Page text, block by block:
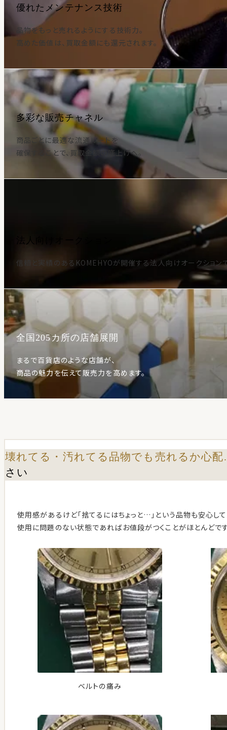
優れたメンテナンス技術
品物をもっと売れるようにする技術力。
高めた価値は、買取金額にも還元されます。
多彩な販売チャネル
商品ごとに最適な流通ルートを
確保することで、買取金額の底上げへ。
法人向けオークション
信頼と実績のあるKOMEHYOが開催する法人向けオークション
全国205カ所の店舗展開
まるで百貨店のような店舗が、
商品の魅力を伝えて販売力を高めます。
壊れてる・汚れてる品物でも売れるか心
さい
使用感があるけど「捨てるにはちょっと…」という品物も安心して
使用に問題のない状態であればお値段がつくことがほとんどです
ベルトの痛み